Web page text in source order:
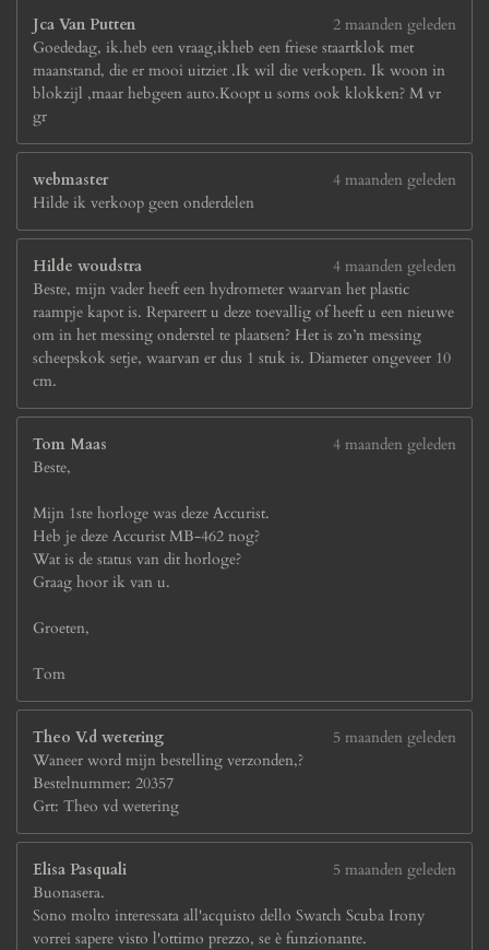
Jca Van Putten
2 maanden geleden
Goededag, ik.heb een vraag,ikheb een friese staartklok met
maanstand, die er mooi uitziet .Ik wil die verkopen. Ik woon in
blokzijl ,maar hebgeen auto.Koopt u soms ook klokken? M vr
gr
webmaster
4 maanden geleden
Hilde ik verkoop geen onderdelen
Hilde woudstra
4 maanden geleden
Beste, mijn vader heeft een hydrometer waarvan het plastic
raampje kapot is. Repareert u deze toevallig of heeft u een nieuwe
om in het messing onderstel te plaatsen? Het is zo’n messing
scheepskok setje, waarvan er dus 1 stuk is. Diameter ongeveer 10
cm.
Tom Maas
4 maanden geleden
Beste,
Mijn 1ste horloge was deze Accurist.
Heb je deze Accurist MB-462 nog?
Wat is de status van dit horloge?
Graag hoor ik van u.
Groeten,
Tom
Theo V.d wetering
5 maanden geleden
Waneer word mijn bestelling verzonden,?
Bestelnummer: 20357
Grt: Theo vd wetering
Elisa Pasquali
5 maanden geleden
Buonasera.
Sono molto interessata all'acquisto dello Swatch Scuba Irony
vorrei sapere visto l'ottimo prezzo, se è funzionante.